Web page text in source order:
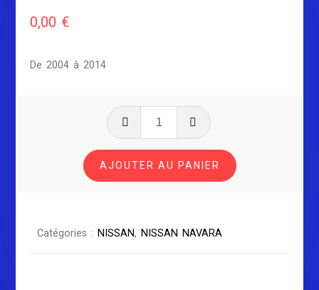
0,00 €
De 2004 à 2014
quantité
NISSAN
NAVARA
SÉRIE
AJOUTER AU PANIER
Catégories : NISSAN, NISSAN NAVARA